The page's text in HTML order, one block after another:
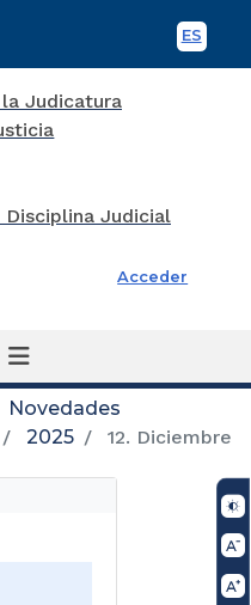
ES
Acceder
Novedades
2025 12. Diciembre